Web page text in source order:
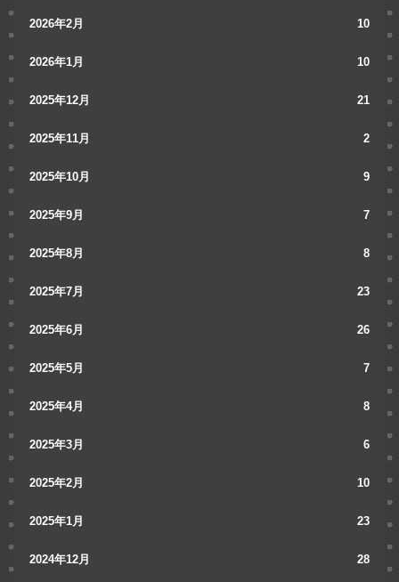
2026年2月 10
2026年1月 10
2025年12月 21
2025年11月 2
2025年10月 9
2025年9月 7
2025年8月 8
2025年7月 23
2025年6月 26
2025年5月 7
2025年4月 8
2025年3月 6
2025年2月 10
2025年1月 23
2024年12月 28